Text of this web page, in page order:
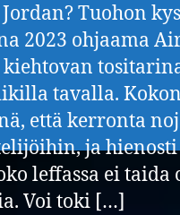
Tuohon
2023 ohjaama
tavalla.
että kerronta
ja hienosti
leffassa ei taida
Voi toki […]